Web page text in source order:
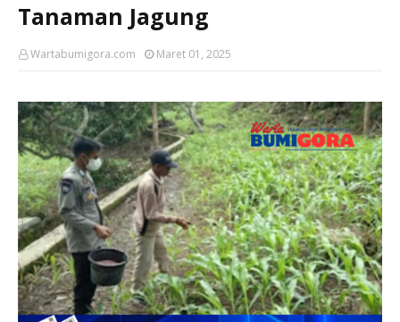
Tanaman Jagung
Wartabumigora.com Maret 01, 2025